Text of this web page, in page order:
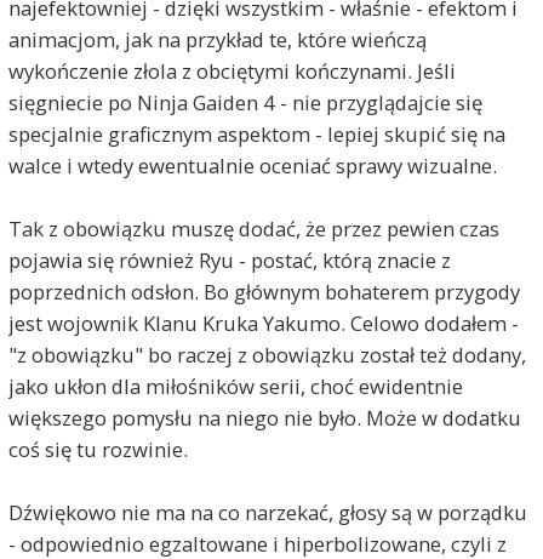
najefektowniej - dzięki wszystkim - właśnie - efektom i
animacjom, jak na przykład te, które wieńczą
wykończenie złola z obciętymi kończynami. Jeśli
sięgniecie po Ninja Gaiden 4 - nie przyglądajcie się
specjalnie graficznym aspektom - lepiej skupić się na
walce i wtedy ewentualnie oceniać sprawy wizualne.
Tak z obowiązku muszę dodać, że przez pewien czas
pojawia się również Ryu - postać, którą znacie z
poprzednich odsłon. Bo głównym bohaterem przygody
jest wojownik Klanu Kruka Yakumo. Celowo dodałem -
"z obowiązku" bo raczej z obowiązku został też dodany,
jako ukłon dla miłośników serii, choć ewidentnie
większego pomysłu na niego nie było. Może w dodatku
coś się tu rozwinie.
Dźwiękowo nie ma na co narzekać, głosy są w porządku
- odpowiednio egzaltowane i hiperbolizowane, czyli z